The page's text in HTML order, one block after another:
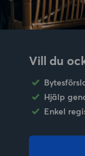
Vill du
Hjälp
Enkel